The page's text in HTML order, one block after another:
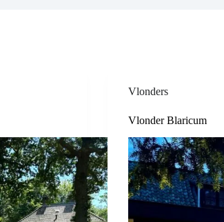
Vlonders
Vlonder Blaricum